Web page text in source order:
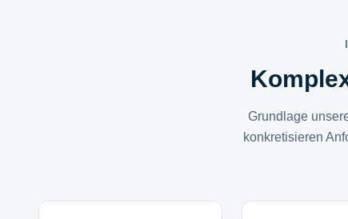
Grundlage
konkretisieren